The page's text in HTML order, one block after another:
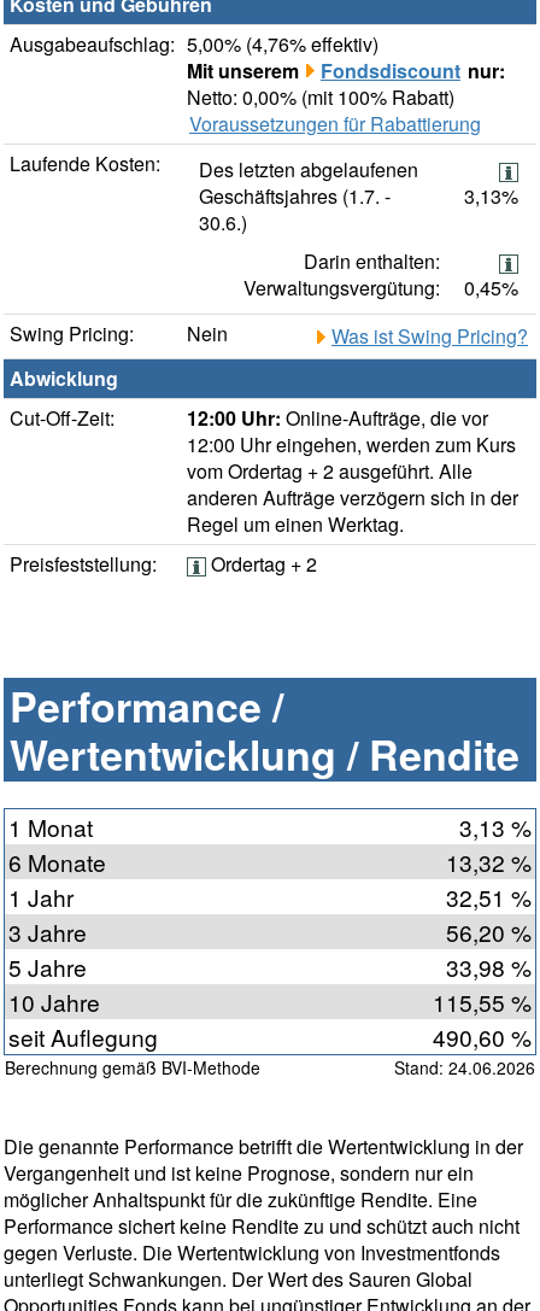
Ausgabeaufschlag: 5,00% (4,76% effektiv)
Mit unserem
Fondsdiscount nur:
Netto: 0,00% (mit 100% Rabatt)
Voraussetzungen für Rabattierung
Laufende Kosten:
Des letzten abgelaufenen
Geschäftsjahres (1.7. -
30.6.)
3,13%
Darin enthalten:
Verwaltungsvergütung:
0,45%
Swing Pricing:
Nein
Was ist Swing Pricing?
Abwicklung
Cut-Off-Zeit:
12:00 Uhr: Online-Aufträge, die vor
12:00 Uhr eingehen, werden zum Kurs
vom Ordertag + 2 ausgeführt. Alle
anderen Aufträge verzögern sich in der
Regel um einen Werktag.
Preisfeststellung:
Ordertag + 2
Performance /
Wertentwicklung / Rendite
1 Monat
3,13 %
6 Monate
13,32 %
1 Jahr
32,51 %
3 Jahre
56,20 %
5 Jahre
33,98 %
10 Jahre
115,55 %
seit Auflegung
490,60 %
Berechnung gemäß BVI-Methode Stand: 24.06.2026
Die genannte Performance betrifft die Wertentwicklung in der
Vergangenheit und ist keine Prognose, sondern nur ein
möglicher Anhaltspunkt für die zukünftige Rendite. Eine
Performance sichert keine Rendite zu und schützt auch nicht
gegen Verluste. Die Wertentwicklung von Investmentfonds
unterliegt Schwankungen. Der Wert des Sauren Global